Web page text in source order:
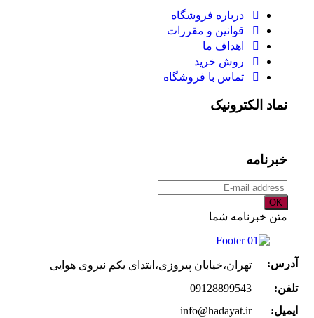
درباره فروشگاه
قوانین و مقررات
اهداف ما
روش خرید
تماس با فروشگاه
نماد الکترونیک
خبرنامه
متن خبرنامه شما
آدرس:
تهران،خیابان پیروزی،ابتدای یکم نیروی هوایی
تلفن:
09128899543
ایمیل:
info@hadayat.ir